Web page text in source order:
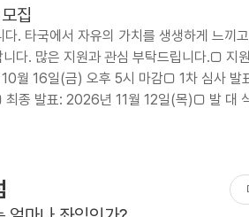
집
. 타국에서 자유의 가치를 생생하게 느끼
다. 많은 지원과 관심 부탁드립니다.□ 지
월 16일(금) 오후 5시 마감□ 1차 심사 발
종 발표: 2026년 11월 12일(목)□ 발 대